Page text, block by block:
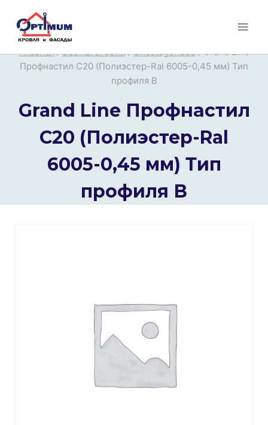
Перейти
Главная / Все категории / Uncategorized / Grand Line
Профнастил С20 (Полиэстер-Ral 6005-0,45 мм) Тип
профиля В
Grand Line Профнастил
С20 (Полиэстер-Ral
6005-0,45 мм) Тип
профиля В